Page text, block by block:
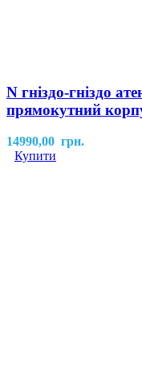
N гніздо-гніздо
прямокутний
14990,00 грн.
Купити